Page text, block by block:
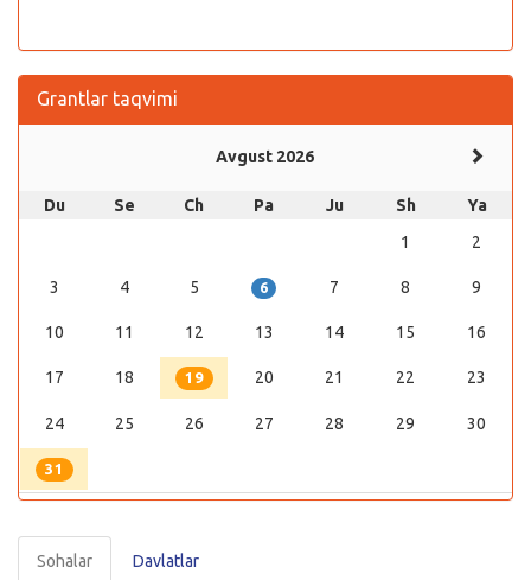
Grantlar taqvimi
Avgust 2026
Du Se Ch Pa Ju Sh
Ya
1
2
3 4 5 6 7 8 9
10 11 12 13 14 15 16
17 18 19 20 21 22 23
24 25 26 27 28 29 30
31
Sohalar Davlatlar